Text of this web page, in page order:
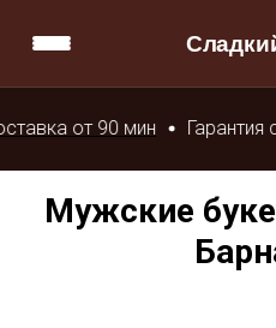
Гарантия свежести и
Мужские